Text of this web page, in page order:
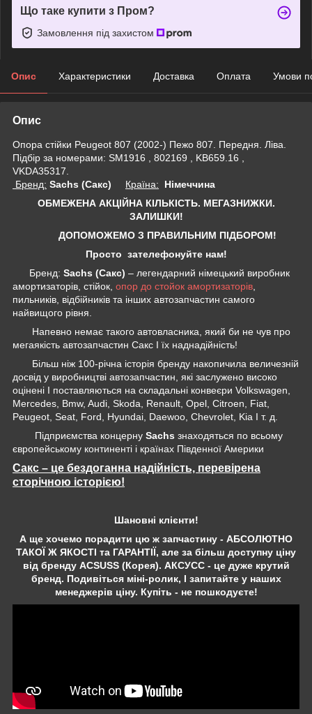
Що таке купити з Пром?
Замовлення під захистом
Опис Характеристики Доставка Оплата Умови
Опис
Опора стійки Peugeot 807 (2002-) Пежо 807. Передня. Ліва.
Підбір за номерами: SM1916 , 802169 , KB659.16 ,
VKDA35317.
Бренд: Sachs (Сакс) Країна: Німеччина
ОБМЕЖЕНА АКЦІЙНА КІЛЬКІСТЬ. МЕГАЗНИЖКИ.
ЗАЛИШКИ!
ДОПОМОЖЕМО З ПРАВИЛЬНИМ ПІДБОРОМ!
Просто зателефонуйте нам!
Бренд: Sachs (Сакс) – легендарний німецький виробник
амортизаторів, стійок, опор до стойок амортизаторів
пильників, відбійників та інших автозапчастин самого
найвищого рівня.
Напевно немає такого автовласника, який би не чув про
мегаякість автозапчастин Сакс І їх наднадійність!
Більш ніж 100-річна історія бренду накопичила величезній
досвід у виробництві автозапчастин, які заслужено високо
оцінені І поставляються на складальні конвеєри Volkswagen,
Mercedes, Bmw, Audi, Skoda, Renault, Opel, Citroen, Fiat,
Peugeot, Seat, Ford, Hyundai, Daewoo, Chevrolet, Kia І т. д.
Підприємства концерну Sachs знаходяться по всьому
європейському континенті і країнах Південної Америки
Сакс – це бездоганна надійність, перевірена
сторічною історією!
Шановні клієнти!
А ще хочемо порадити цю ж запчастину - АБСОЛЮТНО
ТАКОЇ Ж ЯКОСТІ та ГАРАНТІЇ, але за більш доступну ціну
від бренду ACSUSS (Корея). АКСУСС - це дуже крутий
бренд. Подивіться міні-ролик, І запитайте у наших
менеджерів ціну. Купіть - не пошкодуєте!